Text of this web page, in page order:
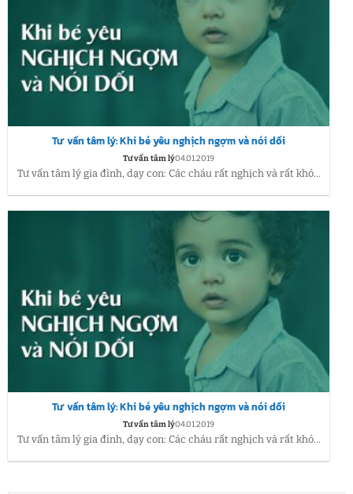
Tư vấn tâm lý: Khi bé yêu nghịch ngợm và nói dối
Tư vấn tâm lý04.01.2019
Tư vấn tâm lý gia đình, dạy con: Các cháu rất nghịch và rất khó...
Tư vấn tâm lý: Khi bé yêu nghịch ngợm và nói dối
Tư vấn tâm lý04.01.2019
Tư vấn tâm lý gia đình, dạy con: Các cháu rất nghịch và rất khó...